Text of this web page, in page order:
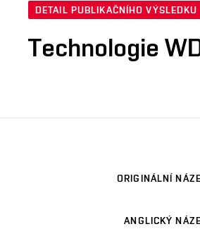
DETAIL PUBLIKAČNÍHO VÝSLEDKU
Technologie
ORIGINÁLNÍ
ANGLICKÝ